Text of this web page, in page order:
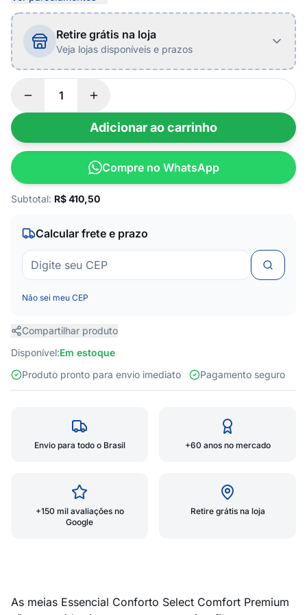
Retire grátis na loja
Veja lojas disponíveis e prazos
Adicionar ao carrinho
Compre no WhatsApp
Subtotal: R$410,50
Calcular frete e prazo
Não sei meu CEP
Compartilhar produto
Disponível:Em estoque
Produto pronto para envio imediato
Pagamento seguro
Envio para todo o Brasil +60 anos no mercado
+150 mil avaliações no
Google
Retire grátis na loja
As meias Essencial Conforto Select Comfort Premium